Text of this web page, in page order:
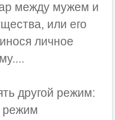
между мужем и
или его
личное
другой режим:
режим